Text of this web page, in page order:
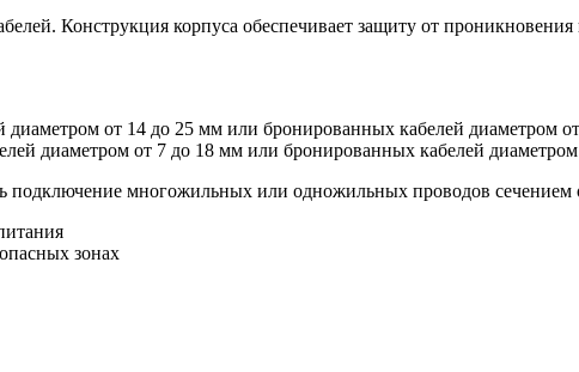
Конструкция корпуса обеспечивает защиту от
от 14 до 25 мм или бронированных кабелей диаметром
диаметром от 7 до 18 мм или бронированных кабелей
многожильных или одножильных проводов сечением
зонах